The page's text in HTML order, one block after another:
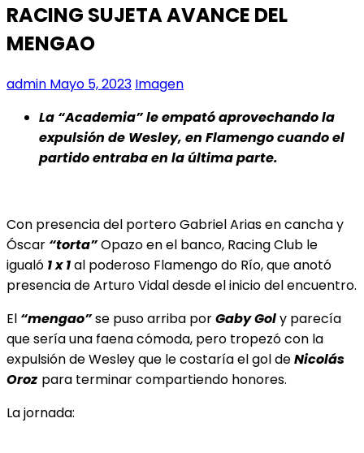
RACING SUJETA AVANCE DEL
MENGAO
admin Mayo 5, 2023 Imagen
La “Academia” le empató aprovechando la
expulsión de Wesley, en Flamengo cuando el
partido entraba en la última parte.
Con presencia del portero Gabriel Arias en cancha y
Óscar “torta”Opazo en el banco, Racing Club le
igualó 1 x 1al poderoso Flamengo do Río, que anotó
presencia de Arturo Vidal desde el inicio del encuentro.
El “mengao”se puso arriba porGaby Goly parecía
que sería una faena cómoda, pero tropezó con la
expulsión de Wesley que le costaría el gol deNicolás
Oroz para terminar compartiendo honores.
La jornada: